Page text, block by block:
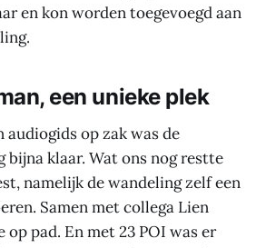
en kon worden toegevoegd aan
een unieke plek
audiogids op zak was de
bijna klaar. Wat ons nog restte
namelijk de wandeling zelf een
Samen met collega Lien
pad. En met 23 POI was er